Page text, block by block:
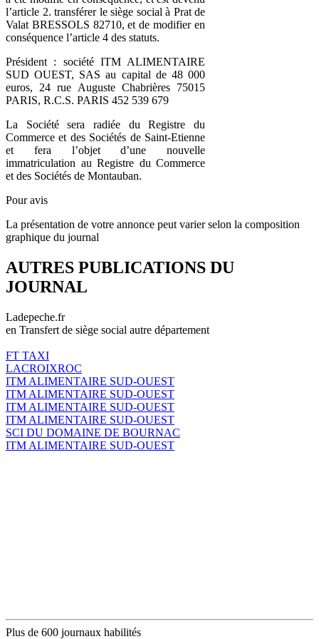
l’article 2. transférer le siège social à Prat de
Valat BRESSOLS 82710, et de modifier en
conséquence l’article 4 des statuts.
Président : société ITM ALIMENTAIRE
SUD OUEST, SAS au capital de 48 000
euros, 24 rue Auguste Chabrières 75015
PARIS, R.C.S. PARIS 452 539 679
La Société sera radiée du Registre du
Commerce et des Sociétés de Saint-Etienne
et fera l’objet d’une nouvelle
immatriculation au Registre du Commerce
et des Sociétés de Montauban.
Pour avis
La présentation de votre annonce peut varier selon la composition
graphique du journal
AUTRES PUBLICATIONS DU
JOURNAL
Ladepeche.fr
en Transfert de siège social autre département
FT TAXI
LACROIXROC
ITM ALIMENTAIRE SUD-OUEST
ITM ALIMENTAIRE SUD-OUEST
ITM ALIMENTAIRE SUD-OUEST
ITM ALIMENTAIRE SUD-OUEST
SCI DU DOMAINE DE BOURNAC
ITM ALIMENTAIRE SUD-OUEST
Plus de 600 journaux habilités